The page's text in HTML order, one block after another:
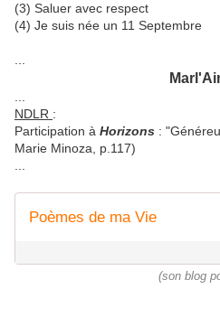
(3) Saluer avec respect
(4) Je suis née un 11 Septembre
NDLR :
Participation à Horizons :
Marie Minoza, p.117)
Poèmes de ma Vie
(son blog